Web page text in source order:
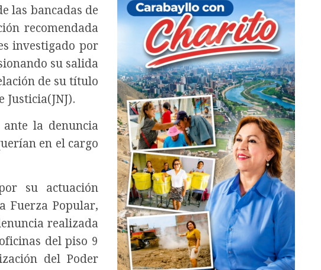
las bancadas de
recomendada
investigado por
su salida
de su título
la denuncia
en el cargo
su actuación
Fuerza Popular,
realizada
del piso 9
del Poder